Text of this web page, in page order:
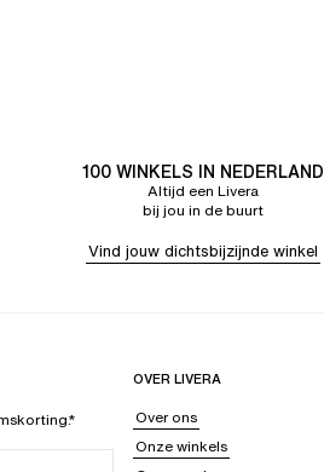
100 WINKELS IN NEDERLAND
Altijd een Livera
bij jou in de buurt
Vind jouw dichtsbijzijnde winkel
OVER LIVERA
Over ons
Onze winkels